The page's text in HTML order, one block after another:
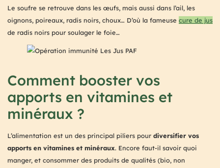
Le soufre se retrouve dans les œufs, mais aussi dans l’ail, les
oignons, poireaux, radis noirs, choux… D’où la fameuse cure de jus
de radis noirs pour soulager le foie…
Comment booster vos
apports en vitamines et
minéraux ?
L’alimentation est un des principal piliers pour diversifier vos
apports en vitamines et minéraux. Encore faut-il savoir quoi
manger, et consommer des produits de qualités (bio, non